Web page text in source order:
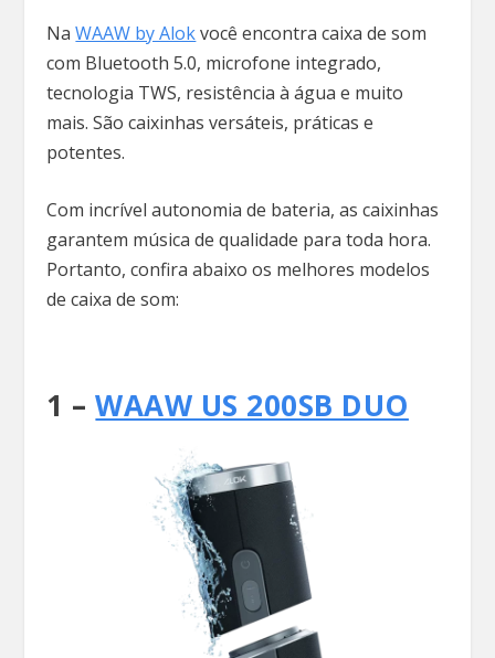
NaWAAW by Alokvocê encontra caixa de som
com Bluetooth 5.0, microfone integrado,
tecnologia TWS, resistência à água e muito
mais. São caixinhas versáteis, práticas e
potentes.
Com incrível autonomia de bateria, as caixinhas
garantem música de qualidade para toda hora.
Portanto, confira abaixo os melhores modelos
de caixa de som:
1 –WAAW US 200SB DUO